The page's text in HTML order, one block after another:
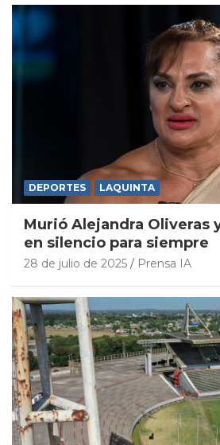
DEPORTES LAQUINTA
Murió Alejandra Oliveras
en silencio para siempre
28 de julio de 2025 Prensa IA